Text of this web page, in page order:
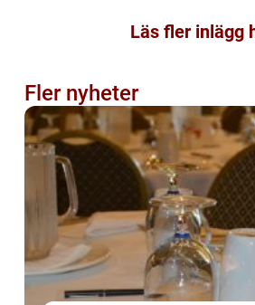
Läs fler inlägg
Fler nyheter